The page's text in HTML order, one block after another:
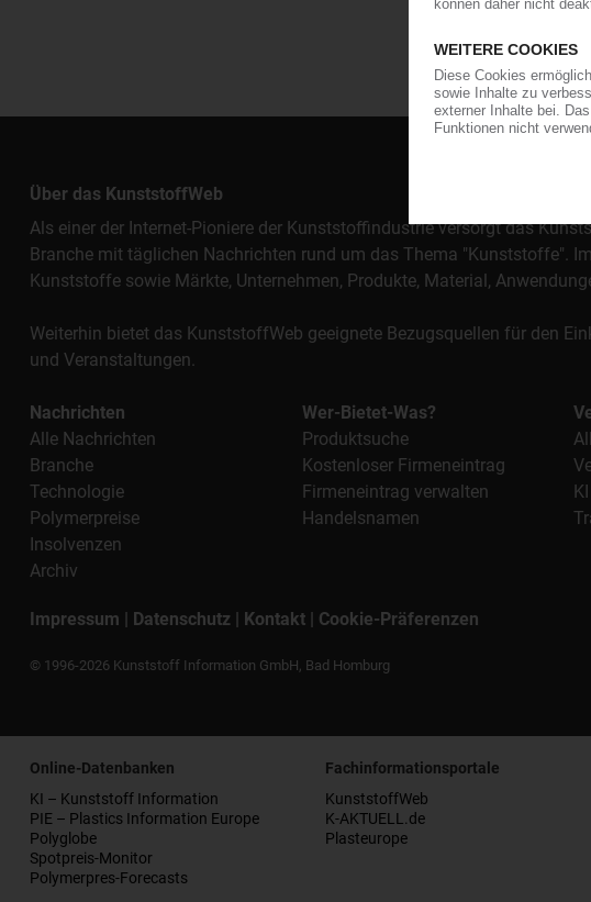
Über das KunststoffWeb
Als einer der Internet-Pioniere der Kunststoffindustrie versorgt das
Branche mit täglichen Nachrichten rund um das Thema "Kunststoffe".
Kunststoffe sowie Märkte, Unternehmen, Produkte, Material,
Weiterhin bietet das KunststoffWeb geeignete Bezugsquellen für den
und Veranstaltungen.
Nachrichten
Alle Nachrichten
Branche
Technologie
Polymerpreise
Insolvenzen
Archiv
Wer-Bietet-Was?
Produktsuche
Kostenloser Firmeneintrag
Firmeneintrag verwalten
Handelsnamen
Impressum | Datenschutz | Kontakt | Cookie-Präferenzen
© 1996-2026 Kunststoff Information GmbH, Bad Homburg
Online-Datenbanken
KI – Kunststoff Information
PIE – Plastics Information Europe
Polyglobe
Spotpreis-Monitor
Polymerpres-Forecasts
Fachinformationsportale
KunststoffWeb
K-AKTUELL.de
Plasteurope